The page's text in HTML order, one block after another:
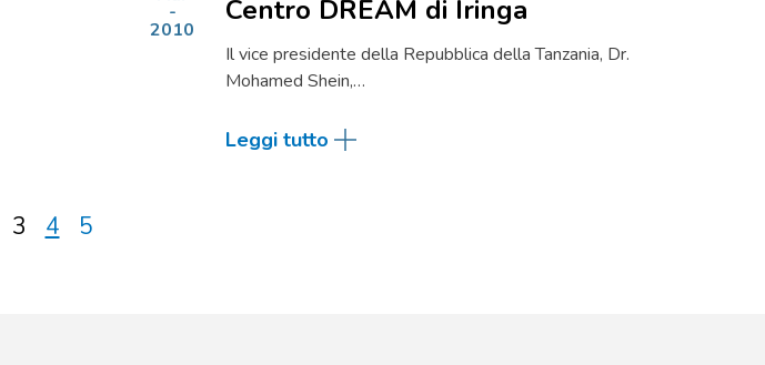
2010
Centro DREAM di Iringa
Il vice presidente della Repubblica della Tanzania, Dr.
Mohamed Shein,…
Leggi tutto
3 4 5